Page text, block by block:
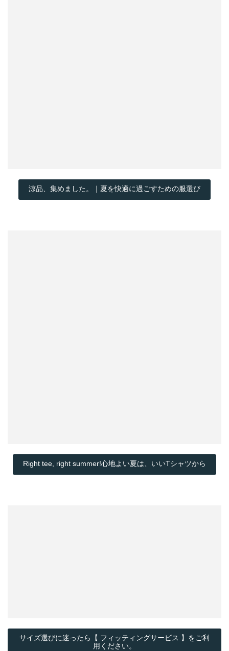
涼品、集めました。｜夏を快適に過ごすための服選び
Right tee, right summer!心地よい夏は、いいTシャツから
サイズ選びに迷ったら【 フィッティングサービス 】をご利
用ください。